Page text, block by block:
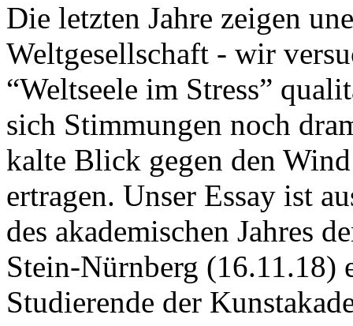
Die letzten Jahre zeigen
Weltgesellschaft - wir
“Weltseele im Stress”
sich Stimmungen noch
kalte Blick gegen den
ertragen. Unser Essay ist
des akademischen Jahres
Stein-Nürnberg (16.11.18)
Studierende der